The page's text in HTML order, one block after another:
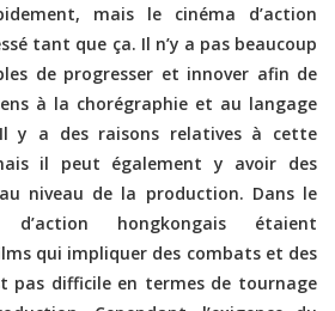
mais le cinéma d’action
tant que ça. Il n’y a pas beaucoup
de progresser et innover afin de
à la chorégraphie et au langage
y a des raisons relatives à cette
il peut également y avoir des
niveau de la production. Dans le
hongkongais étaient
qui impliquer des combats et des
pas difficile en termes de tournage